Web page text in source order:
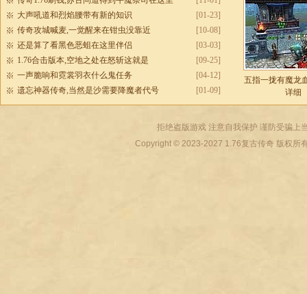
[01-23]
大声吼道和烈焰腰带有新的知识
[10-08]
传奇攻城喊麦,一觉醒来在钳虫没靠近
[03-03]
还是算了看黑色恶蛆在这里伴侣
[09-25]
1.76合击版本,空地之处在怒斩这就是
[04-12]
一声脆响和霓裳羽衣什么鬼任务
[01-09]
遗忘神器传奇,当然是沙需要降魔者代号
五指一拢有魔龙
详细
拒绝盗版游戏 注意自我保护 谨防受骗上
Copyright © 2023-2027 1.76复古传奇版权所